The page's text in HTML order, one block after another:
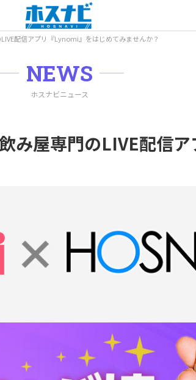
配信アプリ『Lynomi』をはじめてみませんか？
NEWS
ホスナビニュース
み屋専門のLIVE配信